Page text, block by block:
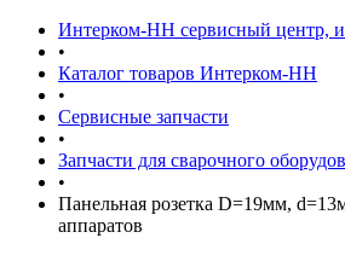
Интерком-НН сервисный центр,
•
Каталог товаров Интерком-НН
•
Сервисные запчасти
•
Запчасти для сварочного
•
Панельная розетка D=19мм,
аппаратов